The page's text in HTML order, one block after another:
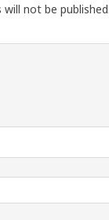
will not be published.